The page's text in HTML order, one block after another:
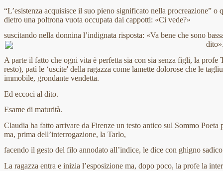
“L’esistenza acquisisce il suo pieno significato nella procreazione” o
dietro una poltrona vuota occupata dai cappotti: «Ci vede?»
suscitando nella donnina l’indignata risposta: «Va bene che sono
A parte il fatto che ogni vita è perfetta sia con sia senza figli, la profe
resto), patì le ‘uscite' della ragazza come lamette dolorose che le
immobile, grondante vendetta.
Ed eccoci al dito.
Esame di maturità.
Claudia ha fatto arrivare da Firenze un testo antico sul Sommo
ma, prima dell’interrogazione, la Tarlo,
facendo il gesto del filo annodato all’indice, le dice con ghigno
La ragazza entra e inizia l’esposizione ma, dopo poco, la profe la